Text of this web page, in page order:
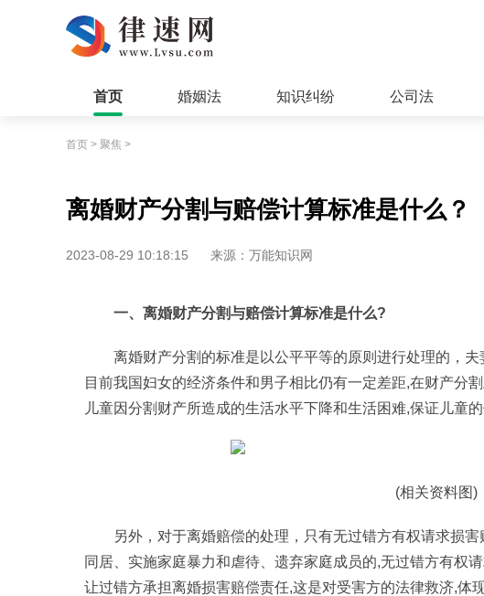
首页 婚姻法 知识纠纷 公司法
首页 > 聚焦 >
离婚财产分割与赔偿计算标准是什么？
2023-08-29 10:18:15 来源：万能知识网
一、离婚财产分割与赔偿计算标准是什么?
离婚财产分割的标准是以公平平等的原则进行处理的，
目前我国妇女的经济条件和男子相比仍有一定差距,在财产分
儿童因分割财产所造成的生活水平下降和生活困难,保证儿童的
(相关资料图)
另外，对于离婚赔偿的处理，只有无过错方有权请求损
同居、实施家庭暴力和虐待、遗弃家庭成员的,无过错方有权
让过错方承担离婚损害赔偿责任,这是对受害方的法律救济,体